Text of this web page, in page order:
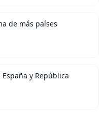
de más países
y República